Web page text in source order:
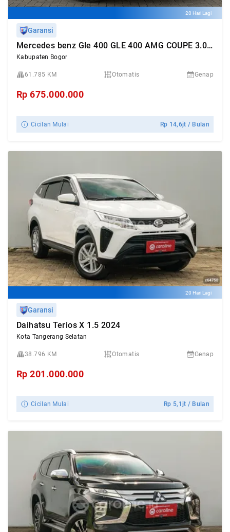
20 Hari Lagi
Garansi
Mercedes benz Gle 400 GLE 400 AMG COUPE 3.0 2018
Kabupaten Bogor
61.785 KM Otomatis Genap
Rp675.000.000
Cicilan Mulai Rp 14,6jt / Bulan
20 Hari Lagi
Garansi
Daihatsu Terios X 1.5 2024
Kota Tangerang Selatan
38.796 KM Otomatis Genap
Rp201.000.000
Cicilan Mulai Rp 5,1jt / Bulan